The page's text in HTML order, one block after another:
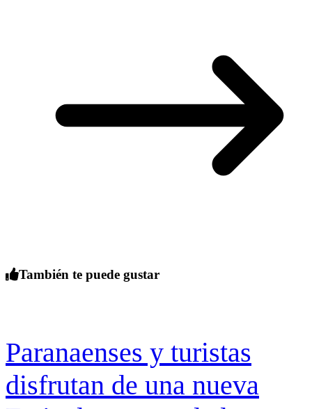
También te puede gustar
Paranaenses y turistas
disfrutan de una nueva